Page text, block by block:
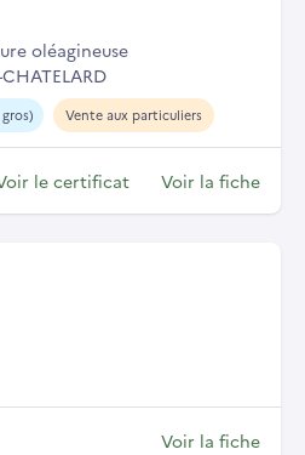
oléagineuse
Vente aux particuliers
le certificat Voir la fiche
Voir la fiche